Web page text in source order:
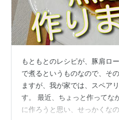
もともとのレシピが、豚肩ロ
で煮るというものなので、そ
ますが、我が家では、スペア
す。 最近、ちょっと作ってな
に作ろうと思い、せっかくな